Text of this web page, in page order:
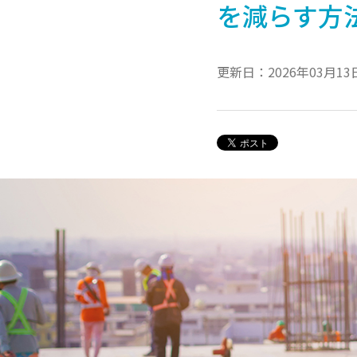
を減らす方
更新日：2026年03月13